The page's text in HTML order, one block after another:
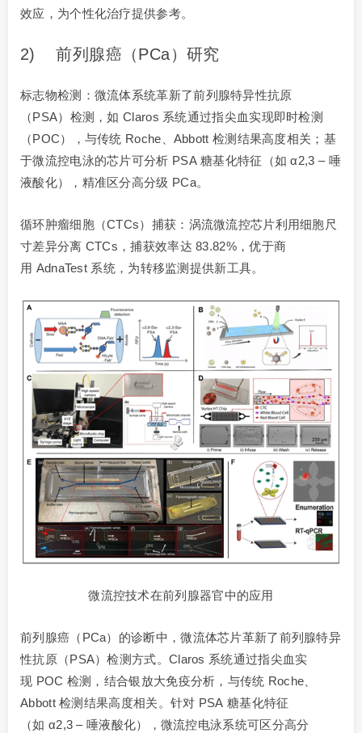
效应，为个性化治疗提供参考。
2) 前列腺癌（PCa）研究
标志物检测：微流体系统革新了前列腺特异性抗原
（PSA）检测，如 Claros 系统通过指尖血实现即时检测
（POC），与传统 Roche、Abbott 检测结果高度相关；基
于微流控电泳的芯片可分析 PSA 糖基化特征（如 α2,3 – 唾
液酸化），精准区分高分级 PCa。
循环肿瘤细胞（CTCs）捕获：涡流微流控芯片利用细胞尺
寸差异分离 CTCs，捕获效率达 83.82%，优于商
用 AdnaTest 系统，为转移监测提供新工具。
微流控技术在前列腺器官中的应用
前列腺癌（PCa）的诊断中，微流体芯片革新了前列腺特异
性抗原（PSA）检测方式。Claros 系统通过指尖血实
现 POC 检测，结合银放大免疫分析，与传统 Roche、
Abbott 检测结果高度相关。针对 PSA 糖基化特征
（如 α2,3 – 唾液酸化），微流控电泳系统可区分高分